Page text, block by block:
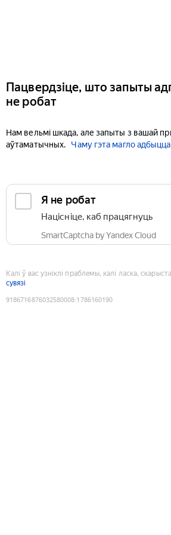
Пацвердзіце, што запыты
не робат
Нам вельмі шкада, але запыты з вашай
аўтаматычных.
Чаму гэта магло
Я не робат
Націсніце, каб працягнуць
SmartCaptcha by Yandex Cloud
Калі ў вас узніклі праблемы, калі ласка,
сувязі
9186716876032580008:1786160190